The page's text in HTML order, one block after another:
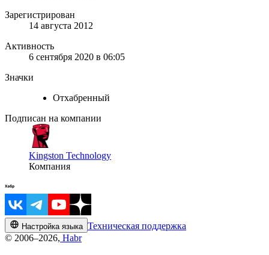
Зарегистрирован
14 августа 2012
Активность
6 сентября 2020 в 06:05
Значки
Отхабренный
Подписан на компании
Kingston Technology
Компания
Настройка языка Техническая поддержка
© 2006–2026, Habr